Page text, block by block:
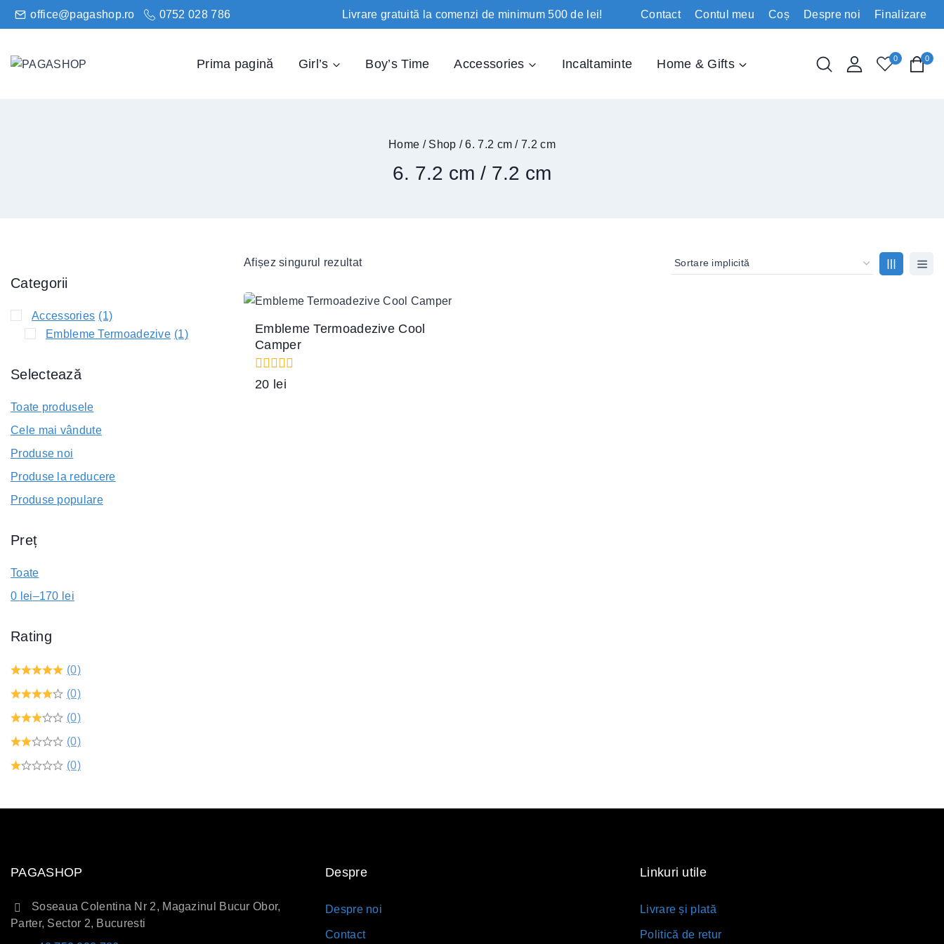
office@pagashop.ro 0752 028 786 Livrare gratuită la comenzi de minimum 500 de lei! Contact Contul meu Coș Despre noi Finalizare
Prima pagină Girl’s Boy’s Time Accessories Incaltaminte Home & Gifts 0 0
Home / Shop / 6. 7.2 cm / 7.2 cm
6. 7.2 cm / 7.2 cm
Afișez singurul rezultat
Embleme Termoadezive Cool
Camper
0
20 lei
Categorii
Accessories (1)
Embleme Termoadezive (1)
Selectează
Toate produsele
Cele mai vândute
Produse noi
Produse la reducere
Produse populare
Preț
Toate
0 lei–170 lei
Rating
(0)
(0)
(0)
(0)
(0)
PAGASHOP
Soseaua Colentina Nr 2, Magazinul Bucur Obor,
Parter, Sector 2, Bucuresti
Despre
Despre noi
Contact
Linkuri utile
Livrare și plată
Politică de retur